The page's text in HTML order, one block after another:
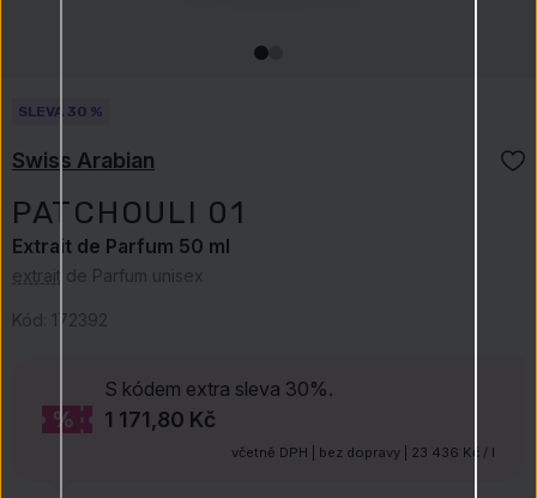
SLEVA 30 %
Swiss Arabian
PATCHOULI 01
Extrait de Parfum 50 ml
extrait de Parfum unisex
Kód: 172392
S kódem extra sleva 30%.
1 171,80 Kč
včetně DPH | bez dopravy | 23 436 Kč / l